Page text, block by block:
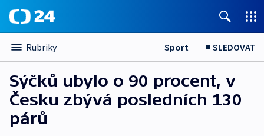
Rubriky Sport SLEDOVAT
Sýčků ubylo o 90 procent, v
Česku zbývá posledních 130
párů